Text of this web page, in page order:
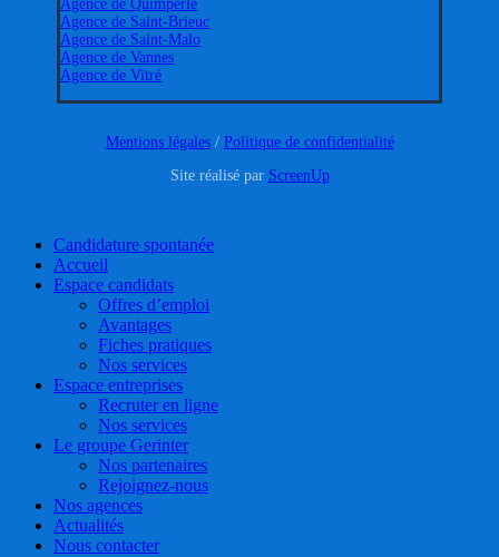
Agence de Quimperlé
Agence de Saint-Brieuc
Agence de Saint-Malo
Agence de Vannes
Agence de Vitré
Mentions légales/ Politique de confidentialité
Site réalisé par ScreenUp
Close
Menu
Candidature spontanée
Accueil
Espace candidats
Offres d’emploi
Avantages
Fiches pratiques
Nos services
Espace entreprises
Recruter en ligne
Nos services
Le groupe Gerinter
Nos partenaires
Rejoignez-nous
Nos agences
Actualités
Nous contacter